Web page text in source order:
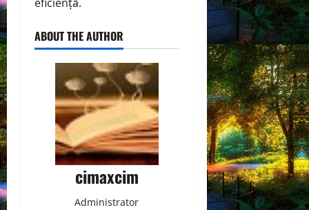
ABOUT THE AUTHOR
cimaxcim
Administrator